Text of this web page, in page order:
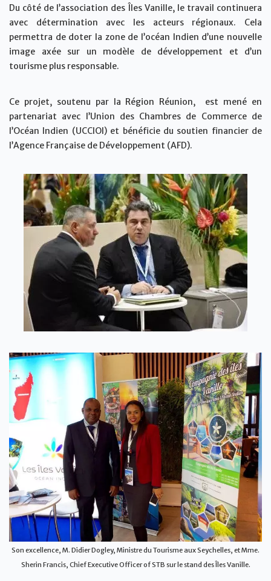
Du côté de l’association des Îles Vanille, le travail continuera
avec détermination avec les acteurs régionaux. Cela
permettra de doter la zone de l’océan Indien d’une nouvelle
image axée sur un modèle de développement et d’un
tourisme plus responsable.
Ce projet, soutenu par la Région Réunion, est mené en
partenariat avec l’Union des Chambres de Commerce de
l’Océan Indien (UCCIOI) et bénéficie du soutien financier de
l’Agence Française de Développement (AFD).
Son excellence, M. Didier Dogley, Ministre du Tourisme aux Seychelles, et Mme.
Sherin Francis, Chief Executive Officer of STB sur le stand des Îles Vanille.